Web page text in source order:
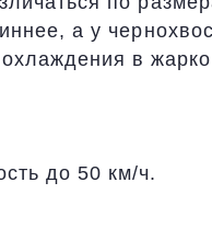
а у
в
до 50 км/ч.